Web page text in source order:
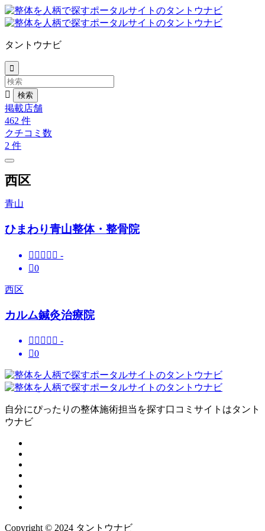
タントウナビ


掲載店舗
462 件
クチコミ数
2 件
西区
青山
ひまわり青山整体・整骨院
     -
0
西区
カルム鍼灸治療院
     -
0
自分にぴったりの整体施術担当を探す口コミサイトはタント
ウナビ
Copyright © 2024 タントウナビ